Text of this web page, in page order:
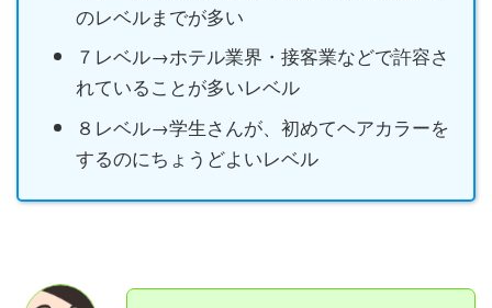
のレベルまでが多い
７レベル→ホテル業界・接客業などで許容さ
れていることが多いレベル
８レベル→学生さんが、初めてヘアカラーを
するのにちょうどよいレベル